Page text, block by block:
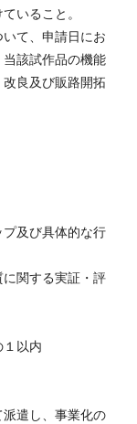
いること。
て、申請日にお
該試作品の機能
良及び販路開拓
及び具体的な行
関する実証・評
以内
遣し、事業化の